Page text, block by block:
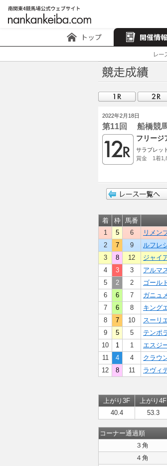
トップ 開催情報
レー
2022年2月18日
第11回 船橋競
フリー
サラブレッ
賞金 1着
着 枠 馬番
1
5 6 リメン
2
7 9 ルフレ
3
8 12 ジャイ
4
3 3 アルマ
5
2 2 ゴール
6
6 7 ガニュ
7
6 8 キング
8
7 10 スーリ
9
5 5 テンポ
10
1 1 エスジ
11
4 4 クラウ
12
8 11 ラヴィ
上がり3F 上がり4F
40.4
53.3
コーナー通過順
３角
４角